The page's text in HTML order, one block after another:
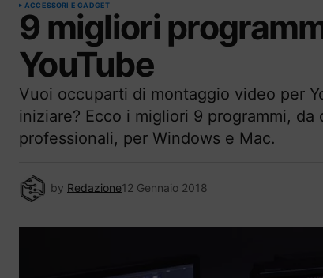
ACCESSORI E GADGET
9 migliori
YouTube
Vuoi occuparti di montaggio video per
iniziare? Ecco i migliori 9 programmi,
professionali, per Windows e Mac.
by Redazione12 Gennaio 2018